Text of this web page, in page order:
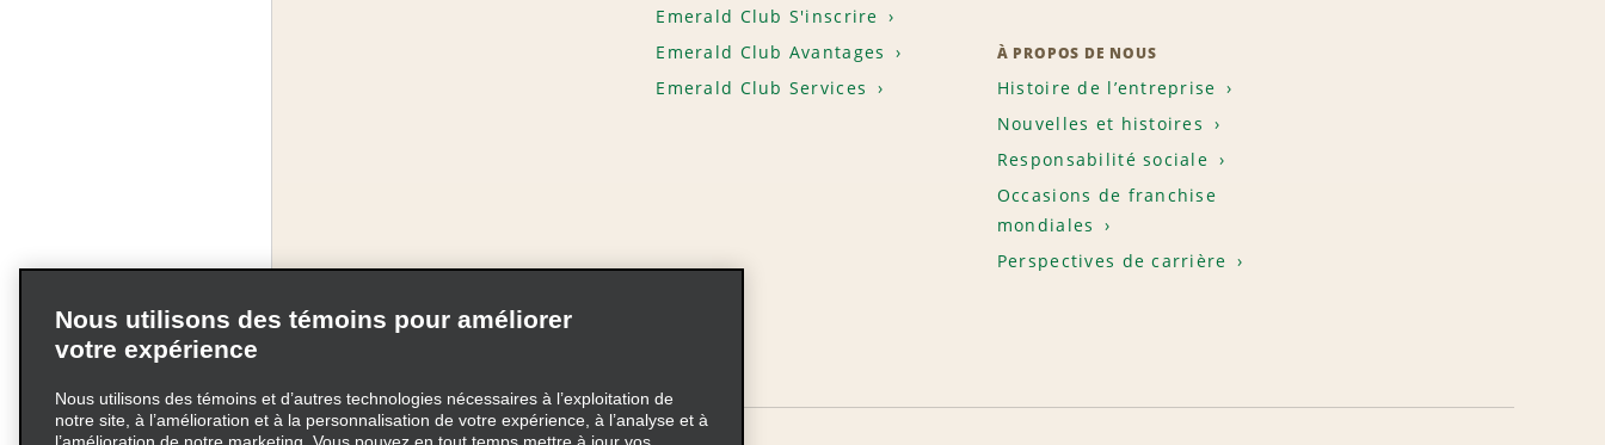
Emerald Club S'inscrire
Emerald Club Avantages
Emerald Club Services
À PROPOS DE NOUS
Histoire de l’entreprise
Nouvelles et histoires
Responsabilité sociale
Occasions de franchise
mondiales
Perspectives de carrière
Nous utilisons des témoins pour améliorer
votre expérience
Nous utilisons des témoins et d’autres technologies nécessaires à l’exploitation de
notre site, à l’amélioration et à la personnalisation de votre expérience, à l’analyse et à